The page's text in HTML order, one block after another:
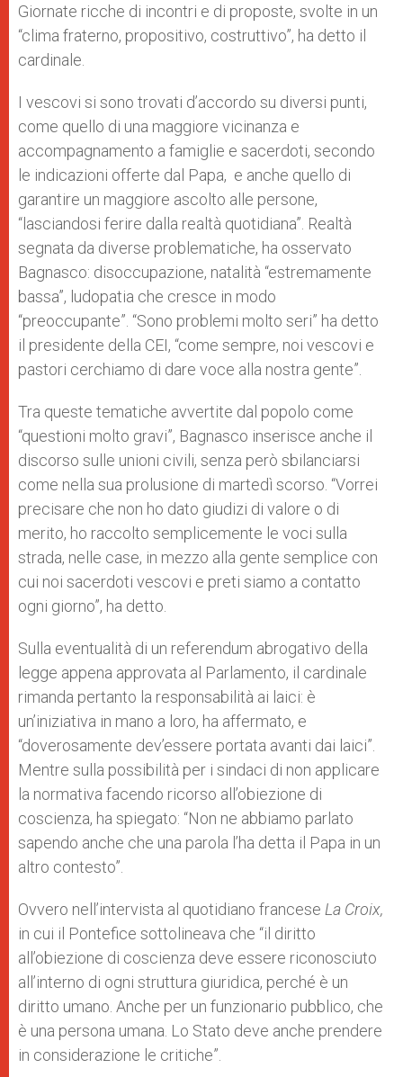
Giornate ricche di incontri e di proposte, svolte in un
“clima fraterno, propositivo, costruttivo”, ha detto il
cardinale.
I vescovi si sono trovati d’accordo su diversi punti,
come quello di una maggiore vicinanza e
accompagnamento a famiglie e sacerdoti, secondo
le indicazioni offerte dal Papa, e anche quello di
garantire un maggiore ascolto alle persone,
“lasciandosi ferire dalla realtà quotidiana”. Realtà
segnata da diverse problematiche, ha osservato
Bagnasco: disoccupazione, natalità “estremamente
bassa”, ludopatia che cresce in modo
“preoccupante”. “Sono problemi molto seri” ha detto
il presidente della CEI, “come sempre, noi vescovi e
pastori cerchiamo di dare voce alla nostra gente”.
Tra queste tematiche avvertite dal popolo come
“questioni molto gravi”, Bagnasco inserisce anche il
discorso sulle unioni civili, senza però sbilanciarsi
come nella sua prolusione di martedì scorso. “Vorrei
precisare che non ho dato giudizi di valore o di
merito, ho raccolto semplicemente le voci sulla
strada, nelle case, in mezzo alla gente semplice con
cui noi sacerdoti vescovi e preti siamo a contatto
ogni giorno”, ha detto.
Sulla eventualità di un referendum abrogativo della
legge appena approvata al Parlamento, il cardinale
rimanda pertanto la responsabilità ai laici: è
un’iniziativa in mano a loro, ha affermato, e
“doverosamente dev’essere portata avanti dai laici”.
Mentre sulla possibilità per i sindaci di non applicare
la normativa facendo ricorso all’obiezione di
coscienza, ha spiegato: “Non ne abbiamo parlato
sapendo anche che una parola l’ha detta il Papa in un
altro contesto”.
Ovvero nell’intervista al quotidiano francese La Croix,
in cui il Pontefice sottolineava che “il diritto
all’obiezione di coscienza deve essere riconosciuto
all’interno di ogni struttura giuridica, perché è un
diritto umano. Anche per un funzionario pubblico, che
è una persona umana. Lo Stato deve anche prendere
in considerazione le critiche”.